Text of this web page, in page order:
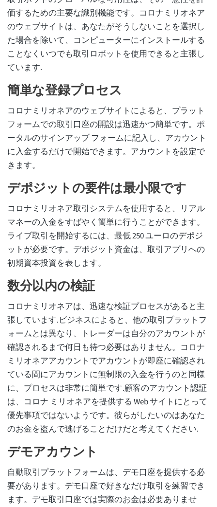
価するための主要な識別機能です。コロナミリオネア
のウェブサイトは、あなたがそうしないことを選択し
た場合を除いて、コンピューターにインストールする
ことなくいつでも取引ロボットを使用できると主張し
ています.
簡単な登録プロセス
コロナミリオネアのウェブサイトによると、プラット
フォームでの取引口座の開設は迅速かつ簡単です。ポ
ータルのサインアップ フォームに記入し、アカウント
に入金するだけで開始できます。アカウントを設定で
きます。
デポジットの要件は最小限です
コロナミリオネア取引システムを使用すると、リアル
マネーの入金をすばやく簡単に行うことができます。
ライブ取引を開始するには、最低 250 ユーロのデポジ
ットが必要です。デポジット資金は、取引アプリへの
初期資本投資を表します。
数分以内の検証
コロナミリオネアは、迅速な検証プロセスがあると主
張しています.ビジネスによると、他の取引プラットフ
ォームとは異なり、トレーダーは自分のアカウントが
確認されるまで何日も待つ必要はありません。コロナ
ミリオネアアカウントでアカウントが即座に確認され
ている間にアカウントに無制限の入金を行うのと同様
に、プロセスは非常に簡単です.顧客のアカウント認証
は、コロナ ミリオネアを提供する Web サイトにとって
優先事項ではないようです。彼らがしたいのはあなた
のお金を盗んで逃げることだけだと考えてください.
デモアカウント
自動取引プラットフォームは、デモ口座を提供する必
要があります。デモ口座で好きなだけ取引を練習でき
ます。デモ取引口座では実際のお金は必要ありませ